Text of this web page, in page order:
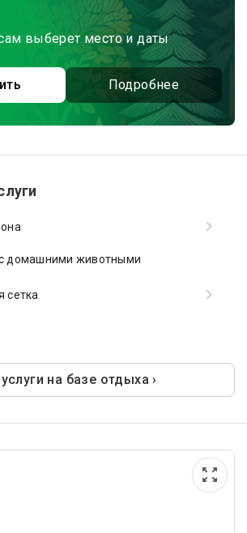
выберет место и даты
Подробнее
домашними животными
сетка
на базе отдыха ›